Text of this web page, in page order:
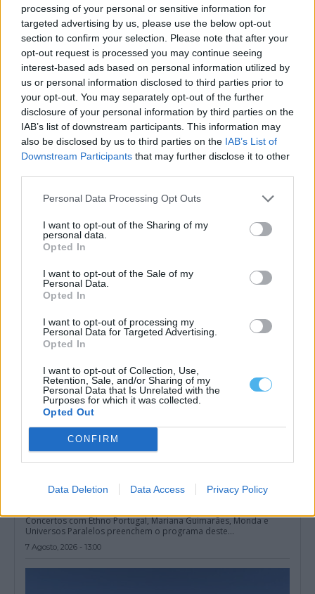
processing of your personal or sensitive information for
targeted advertising by us, please use the below opt-out
section to confirm your selection. Please note that after your
opt-out request is processed you may continue seeing
interest-based ads based on personal information utilized by
us or personal information disclosed to third parties prior to
your opt-out. You may separately opt-out of the further
disclosure of your personal information by third parties on the
IAB’s list of downstream participants. This information may
also be disclosed by us to third parties on the IAB’s List of
Downstream Participants that may further disclose it to other
Personal Data Processing Opt Outs
I want to opt-out of the Sharing of my
personal data.
Opted In
I want to opt-out of the Sale of my
Personal Data.
Opted In
I want to opt-out of processing my
Personal Data for Targeted Advertising.
Opted In
I want to opt-out of Collection, Use,
Retention, Sale, and/or Sharing of my
Personal Data that Is Unrelated with the
Purposes for which it was collected.
Opted Out
CONFIRM
Data Deletion Data Access Privacy Policy
A Praia da Zambujeira, no concelho de Odemira, recuperou 30%
da largura e 34%...
7 Agosto, 2026 - 14:00
Porto de Sines com melhor mês em contentores e espera
crescimento total de mercadorias
em julho...
7 Agosto, 2026 - 13:30
Arraiolos: Castelo com concertos todas as quintas-feiras deste
Concertos com Ethno Portugal, Mariana Guimarães, Monda e
Universos Paralelos preenchem o programa deste...
7 Agosto, 2026 - 13:00